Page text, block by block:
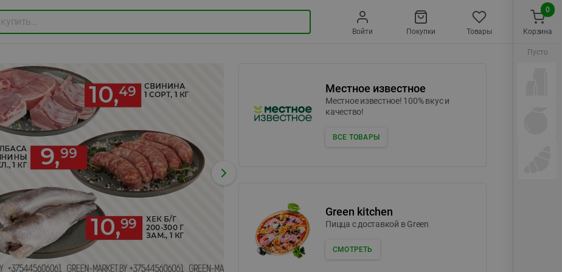
Войти Покупки Товары
Местное известное
Местное известное! 100% вкус и
качество!
ВСЕ ТОВАРЫ
Green kitchen
Пицца c доставкой в Green
СМОТРЕТЬ
Корзина
0
Пусто